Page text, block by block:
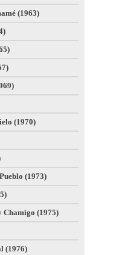
(1963)
(1970)
(1973)
Chamigo (1975)
(1976)